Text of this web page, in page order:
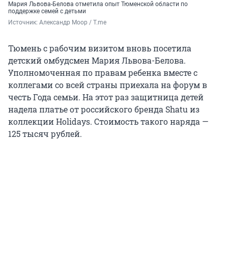
Мария Львова-Белова отметила опыт Тюменской области по
поддержке семей с детьми
Источник: Александр Моор / T.me
Тюмень с рабочим визитом вновь посетила
детский омбудсмен Мария Львова-Белова.
Уполномоченная по правам ребенка вместе с
коллегами со всей страны приехала на форум в
честь Года семьи. На этот раз защитница детей
надела платье от российского бренда Shatu из
коллекции Holidays. Стоимость такого наряда —
125 тысяч рублей.